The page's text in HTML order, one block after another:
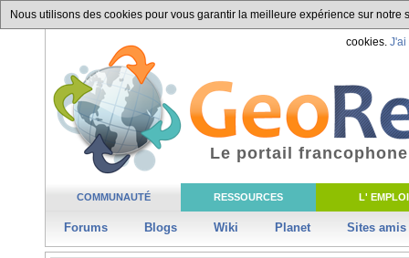
Nous utilisons des cookies pour vous garantir la meilleure expérience sur
cookies. J'ai
COMMUNAUTÉ RESSOURCES L' EMPLOI
Forums Blogs Wiki Planet Sites amis
Le portail